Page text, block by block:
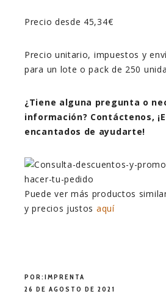
Precio desde 45,34€
Precio unitario, impuestos y
para un lote o pack de 250
¿Tiene alguna pregunta o
información? Contáctenos,
encantados de ayudarte!
Puede ver más productos
y precios justos aquí
POR:IMPRENTA
26 DE AGOSTO DE 2021